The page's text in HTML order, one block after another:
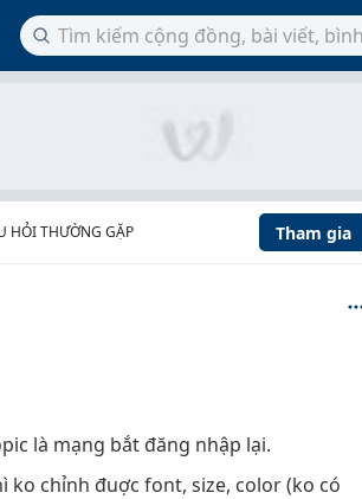
HỎI THƯỜNG GẶP Tham gia
là mạng bắt đăng nhập lại.
chỉnh đuợc font, size, color (ko có